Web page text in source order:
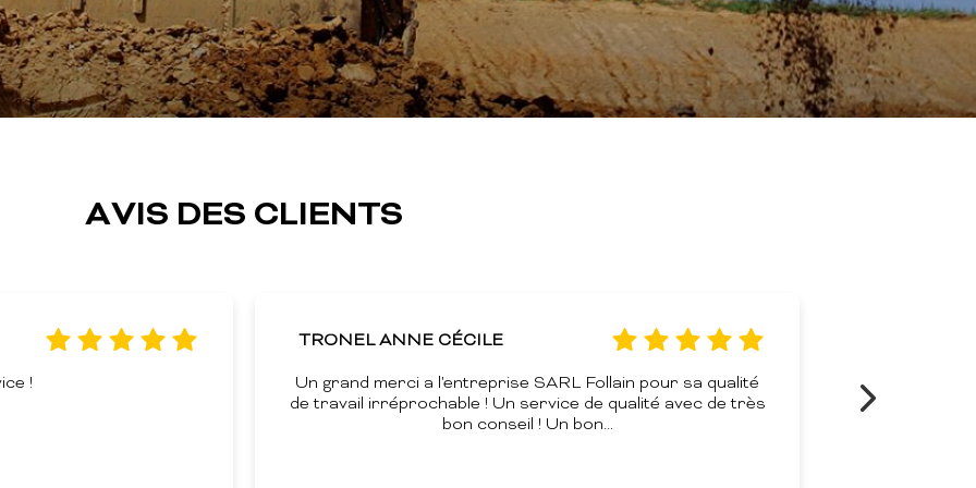
AVIS DES CLIENTS
CÉCILE
a l'entreprise SARL Follain pour sa qualité
! Un service de qualité avec de très
TELLIER MICKAEL ET SANDRINE
travail sérieux et nickel .